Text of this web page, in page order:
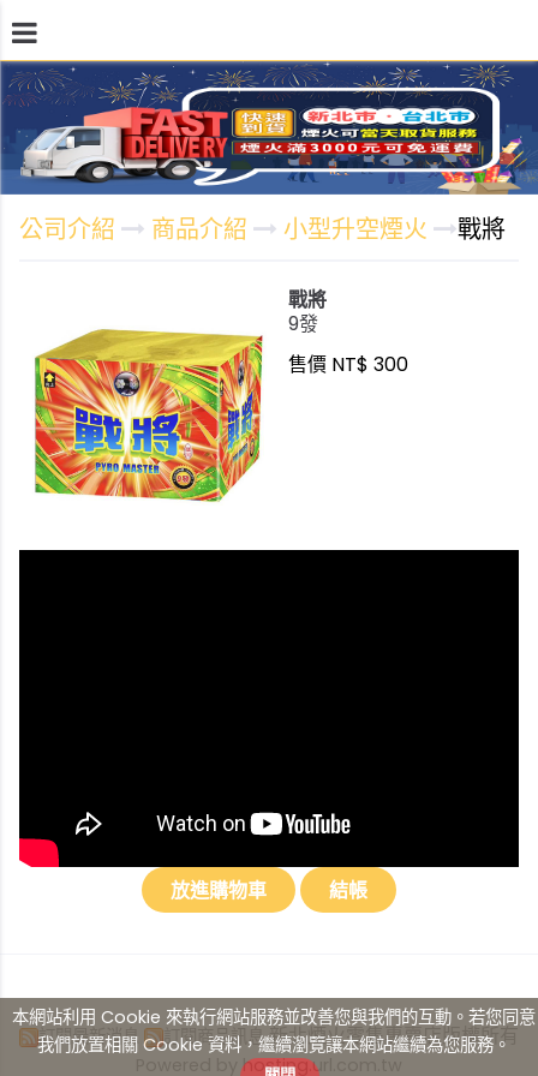
公司介紹 施放地點 商品介紹 線上訂購單
公司介紹 商品介紹 小型升空煙火 戰將
戰將
9發
售價 NT$ 300
訂閱最新消息 訂閱商品訊息 新北煙火零售專賣店版權所有
Powered by hosting.url.com.tw
本網站利用 Cookie 來執行網站服務並改善您與我們的互動。若您同意
我們放置相關 Cookie 資料，繼續瀏覽讓本網站繼續為您服務。